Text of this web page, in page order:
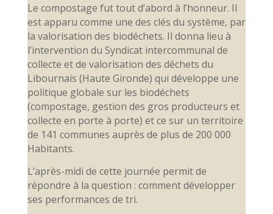
Le compostage fut tout d’abord à l’honneur. Il
est apparu comme une des clés du système, par
la valorisation des biodéchets. Il donna lieu à
l’intervention du Syndicat intercommunal de
collecte et de valorisation des déchets du
Libournais (Haute Gironde) qui développe une
politique globale sur les biodéchets
(compostage, gestion des gros producteurs et
collecte en porte à porte) et ce sur un territoire
de 141 communes auprès de plus de 200 000
Habitants.
L’après-midi de cette journée permit de
répondre à la question : comment développer
ses performances de tri.